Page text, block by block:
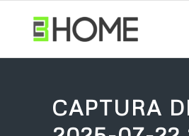
CAPTURA